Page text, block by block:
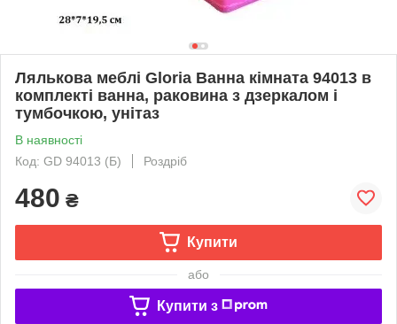
Лялькова меблі Gloria Ванна кімната 94013 в
комплекті ванна, раковина з дзеркалом і
тумбочкою, унітаз
В наявності
Код: GD 94013 (Б)
Роздріб
480 ₴
Купити
або
Купити з